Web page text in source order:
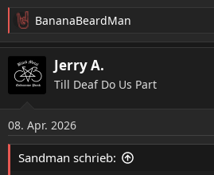
R
e
a
k
t
n
e
n
BananaBeardMan
Jerry A.
Till Deaf Do Us Part
08. Apr. 2026
Sandman schrieb: